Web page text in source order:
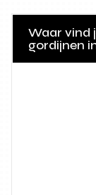
Waar vind
gordijnen